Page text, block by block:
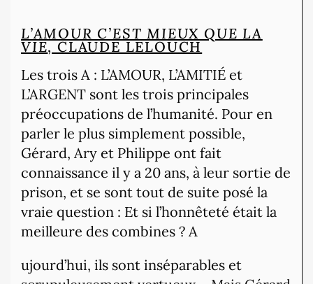
L’AMOUR C’EST MIEUX QUE LA
VIE, CLAUDE LELOUCH
Les trois A : L’AMOUR, L’AMITIÉ et
L’ARGENT sont les trois principales
préoccupations de l’humanité. Pour en
parler le plus simplement possible,
Gérard, Ary et Philippe ont fait
connaissance il y a 20 ans, à leur sortie de
prison, et se sont tout de suite posé la
vraie question : Et si l’honnêteté était la
meilleure des combines ? A
ujourd’hui, ils sont inséparables et